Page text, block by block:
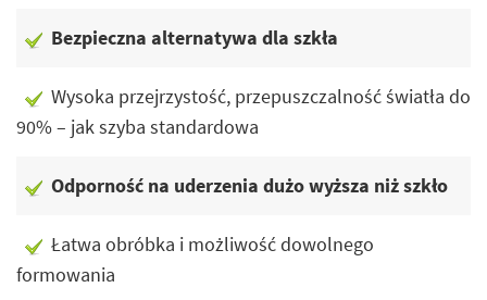
Bezpieczna alternatywa dla szkła
Wysoka przejrzystość, przepuszczalność światła do
90% – jak szyba standardowa
Odporność na uderzenia dużo wyższa niż szkło
Łatwa obróbka i możliwość dowolnego
formowania